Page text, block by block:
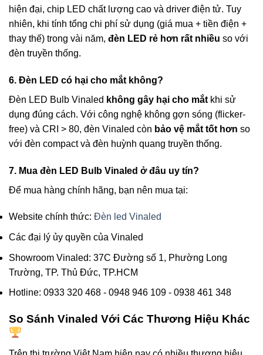
hiện đại, chip LED chất lượng cao và driver điện tử. Tuy
nhiên, khi tính tổng chi phí sử dụng (giá mua + tiền điện +
thay thế) trong vài năm, đèn LED rẻ hơn rất nhiều so với
đèn truyền thống.
6. Đèn LED có hại cho mắt không?
Đèn LED Bulb Vinaled không gây hại cho mắt khi sử
dụng đúng cách. Với công nghệ không gợn sóng (flicker-
free) và CRI > 80, đèn Vinaled còn bảo vệ mắt tốt hơn so
với đèn compact và đèn huỳnh quang truyền thống.
7. Mua đèn LED Bulb Vinaled ở đâu uy tín?
Để mua hàng chính hãng, bạn nên mua tại:
Website chính thức: Đèn led Vinaled
Các đại lý ủy quyền của Vinaled
Showroom Vinaled: 37C Đường số 1, Phường Long
Trường, TP. Thủ Đức, TP.HCM
Hotline: 0933 320 468 - 0948 946 109 - 0938 461 348
So Sánh Vinaled Với Các Thương Hiệu Khác